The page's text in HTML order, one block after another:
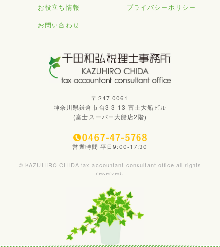
お役立ち情報
プライバシーポリシー
お問い合わせ
〒247-0061
神奈川県鎌倉市台3-3-13 富士大船ビル
(富士スーパー大船店2階)
営業時間 平日9:00-17:30
© KAZUHIRO CHIDA tax accountant consultant office all rights
reserved.